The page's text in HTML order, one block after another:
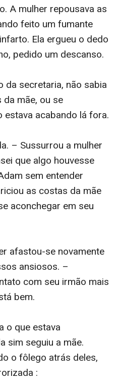
A mulher repousava as
feito um fumante
Ela ergueu o dedo
pedido um descanso.
da secretaria, não sabia
mãe, ou se
estava acabando lá fora.
– Sussurrou a mulher
que algo houvesse
sem entender
as costas da mãe
aconchegar em seu
afastou-se novamente
ansiosos. –
com seu irmão mais
bem.
o que estava
sim seguiu a mãe.
o fôlego atrás deles,
: